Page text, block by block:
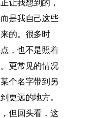
是我自己这些
的。很多时
，也不是照着
更常见的情况
个名字带到另
更远的地方。
但回头看，这